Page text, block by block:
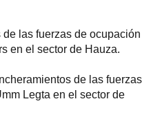
las fuerzas de ocupación
en el sector de Hauza.
de las fuerzas
Legta en el sector de